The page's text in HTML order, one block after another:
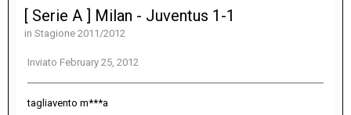
[ Serie A ] Milan - Juventus 1-1
in Stagione 2011/2012
Inviato February 25, 2012
tagliavento m***a